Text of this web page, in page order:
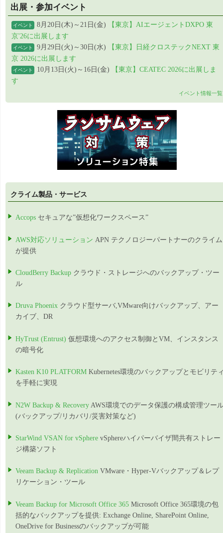
出展・参加イベント
イベント 8月20日(木)～21日(金)
【東京】AIエージェントDXPO 東
京'26に出展します
イベント 9月29日(火)～30日(水)
【東京】日経クロステックNEXT 東
京 2026に出展します
イベント 10月13日(火)～16日(金)
【東京】CEATEC 2026に出展しま
す
イベント情報一覧
クライム製品・サービス
Accops セキュアな”仮想化ワークスペース”
AWS対応ソリューション APN テクノロジーパートナーのクライム
が提供
CloudBerry Backup クラウド・ストレージへのバックアップ・ツー
ル
Druva Phoenix クラウド型サーバ,VMware向けバックアップ、アー
カイブ、DR
HyTrust (Entrust) 仮想環境へのアクセス制御とVM、インスタンス
の暗号化
Kasten K10 PLATFORM Kubernetes環境のバックアップとモビリテ
を手軽に実現
N2W Backup & Recovery AWS環境でのデータ保護の構成管理ツー
(バックアップ/リカバリ/災害対策など)
StarWind VSAN for vSphere vSphereハイパーバイザ間共有ストレー
ジ構築ソフト
Veeam Backup & Replication VMware・Hyper-Vバックアップ＆レプ
リケーション・ツール
Veeam Backup for Microsoft Office 365 Microsoft Office 365環境の包
括的なバックアップを提供: Exchange Online, SharePoint Online,
OneDrive for Businessのバックアップが可能